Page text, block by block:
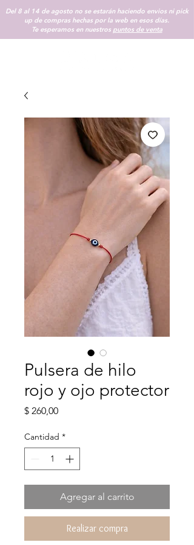
Del 8 al 14 de agosto no se estarán haciendo envios ni pick
up de compras hechas por la web en esos días.
Te esperamos en nuestros puntos de venta
Pulsera de hilo
rojo y ojo protector
$ 260,00Precio
Cantidad *
Agregar al carrito
Realizar compra